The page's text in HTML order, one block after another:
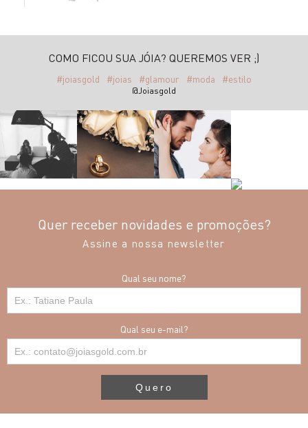
COMO FICOU SUA JÓIA? QUEREMOS VER ;)
#joiasgold #joias #glamour #moda #estilo
@Joiasgold
Quer receber novidades e promoções?
Assine a nossa newsletter
Qual seu nome?
Qual seu e-mail?
Quero